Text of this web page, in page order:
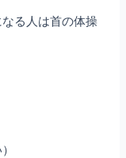
る人は首の体操